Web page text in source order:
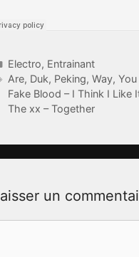
Catégories
Electro, Entrainant
Étiquettes
Are, Duk, Peking, Way, You
Fake Blood – I Think I Like
The xx – Together
un